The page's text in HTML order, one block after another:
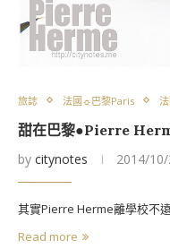
旅誌 法國☼巴黎Paris
甜在巴黎●Pierre
by citynotes 2014/
其實Pierre Herme離學校不
Read more